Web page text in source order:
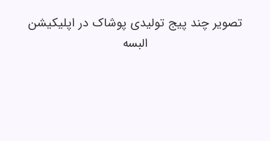
تصویر چند پیج تولیدی پوشاک در اپلیکیشن
البسه